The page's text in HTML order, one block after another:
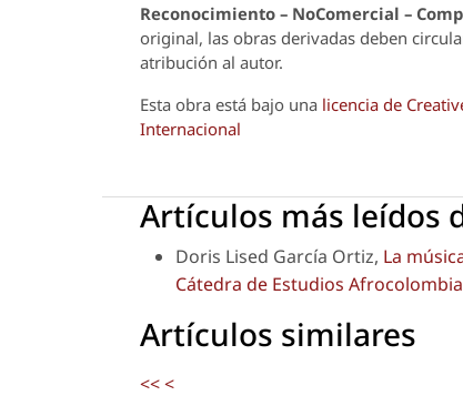
Reconocimiento – NoComercial –
original, las obras derivadas deben
atribución al autor.
Esta obra está bajo una licencia de
Internacional
Artículos más leídos
Doris Lised García Ortiz, La
Cátedra de Estudios
Artículos similares
<<<